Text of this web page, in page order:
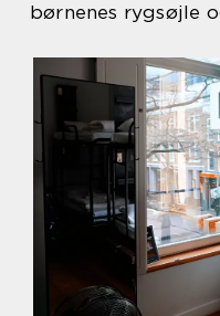
børnenes rygsøjle